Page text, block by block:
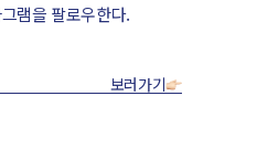
램을 팔로우한다.
보러가기